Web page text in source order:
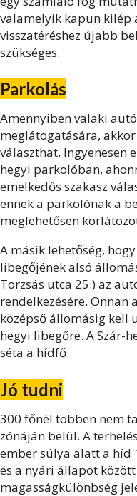
valamelyik kapun kilép
visszatéréshez újabb
szükséges.
Parkolás
Amennyiben valaki
meglátogatására,
választhat. Ingyenesen
hegyi parkolóban,
emelkedős szakasz
ennek a parkolónak a
meglehetősen
A másik lehetőség,
libegőjének alsó
Torzsás utca 25.) az
rendelkezésére. Onnan
középső állomásig kell
hegyi libegőre. A Szár-
séta a hídfő.
Jó tudni
300 főnél többen nem
zónáján belül. A
ember súlya alatt a híd
és a nyári állapot
magasságkülönbség